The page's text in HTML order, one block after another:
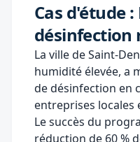
Cas d'étude
désinfection
La ville de Saint-
humidité élevée, a
de désinfection en
entreprises locales
Le succès du
réduction de 60 %